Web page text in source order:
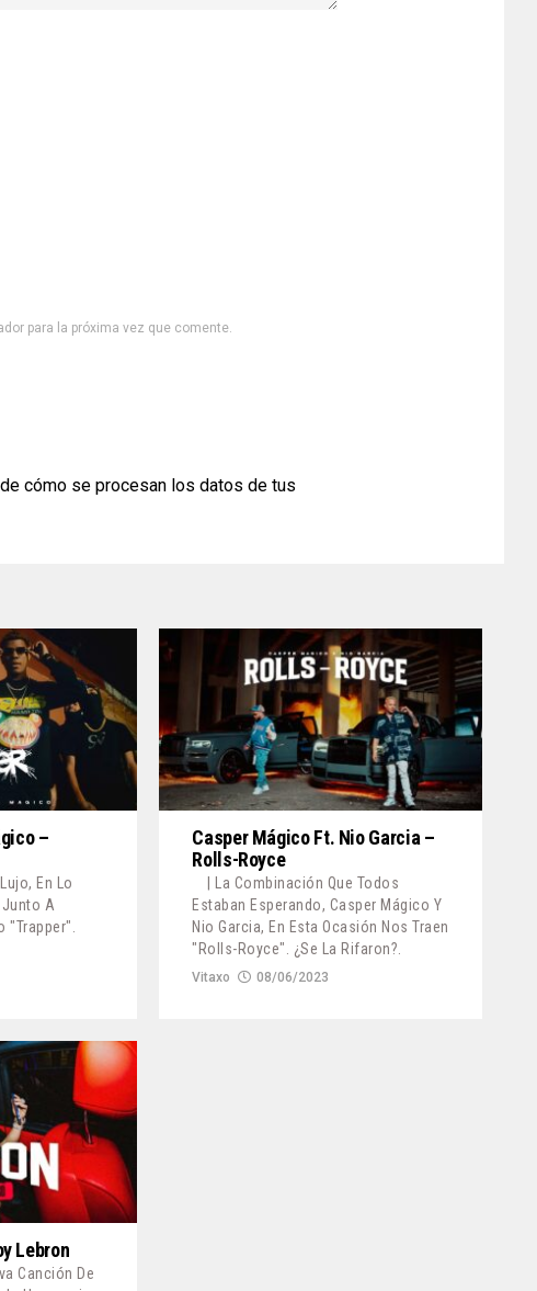
para la próxima vez que comente.
cómo se procesan los datos de tus
–
En Lo
Junto A
"Trapper".
Casper Mágico Ft. Nio Garcia –
Rolls-Royce
| La Combinación Que Todos
Estaban Esperando, Casper Mágico Y
Nio Garcia, En Esta Ocasión Nos Traen
"Rolls-Royce". ¿Se La Rifaron?.
Vitaxo 08/06/2023
Lebron
Canción De